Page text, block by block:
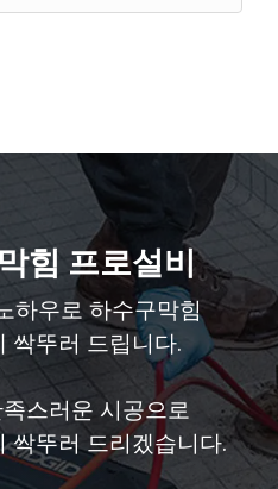
힘 프로설비
하우로 하수구막힘
싹뚜러 드립니다.
스러운 시공으로
싹뚜러 드리겠습니다.